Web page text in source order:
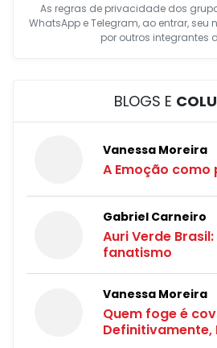
As regras de privacidade dos
WhatsApp e Telegram, ao entrar, seu
por outros integrantes
BLOGS E
Vanessa Moreira
A Emoção
Gabriel Carneiro
Auri Verde
fanatismo
Vanessa Moreira
Quem foge é
Definitivamente,